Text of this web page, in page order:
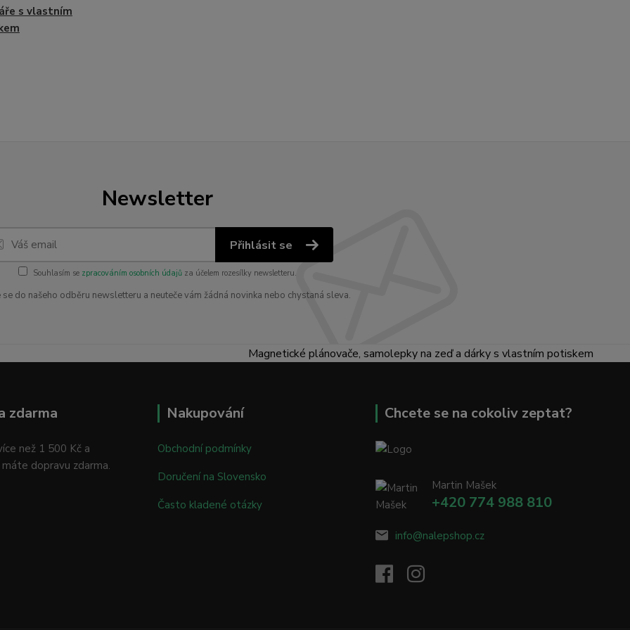
s vlastním
Newsletter
Přihlásit se
Souhlasím se zpracováním osobních údajů za účelem rozesílky newsletteru.
se do našeho odběru newsletteru a neuteče vám žádná novinka nebo chystaná sleva.
Magnetické plánovače, samolepky na zeď a dárky s vlastním potiskem
zdarma
než 1 500 Kč a
dopravu zdarma.
Nakupování
Obchodní podmínky
Doručení na Slovensko
Často kladené otázky
Chcete se na cokoliv zeptat?
Martin Mašek
+420 774 988 810
info@nalepshop.cz